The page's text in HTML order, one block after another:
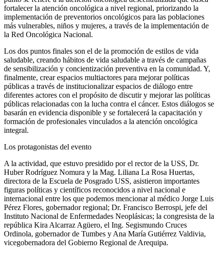
fortalecer la atención oncológica a nivel regional, priorizando la
implementación de preventorios oncológicos para las poblaciones
más vulnerables, niños y mujeres, a través de la implementación de
la Red Oncológica Nacional.
Los dos puntos finales son el de la promoción de estilos de vida
saludable, creando hábitos de vida saludable a través de campañas
de sensibilización y concientización preventiva en la comunidad. Y,
finalmente, crear espacios multiactores para mejorar políticas
públicas a través de institucionalizar espacios de diálogo entre
diferentes actores con el propósito de discutir y mejorar las políticas
públicas relacionadas con la lucha contra el cáncer. Estos diálogos se
basarán en evidencia disponible y se fortalecerá la capacitación y
formación de profesionales vinculados a la atención oncológica
integral.
Los protagonistas del evento
A la actividad, que estuvo presidido por el rector de la USS, Dr.
Huber Rodríguez Nomura y la Mag. Liliana La Rosa Huertas,
directora de la Escuela de Posgrado USS, asistieron importantes
figuras políticas y científicos reconocidos a nivel nacional e
internacional entre los que podemos mencionar al médico Jorge Luis
Pérez Flores, gobernador regional; Dr. Francisco Berrospi, jefe del
Instituto Nacional de Enfermedades Neoplásicas; la congresista de la
república Kira Alcarraz Agüero, el Ing. Segismundo Cruces
Ordinola, gobernador de Tumbes y Ana María Gutiérrez Valdivia,
vicegobernadora del Gobierno Regional de Arequipa.